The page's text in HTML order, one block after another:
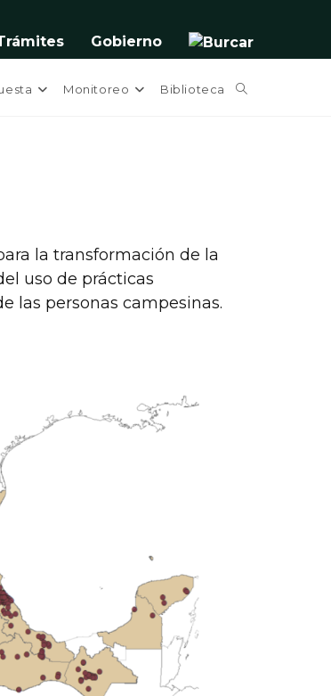
Gobierno
Monitoreo Biblioteca Alternar
la transformación de la
uso de prácticas
las personas campesinas.